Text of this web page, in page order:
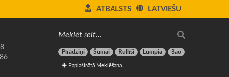
LATVIEŠU
ATBALSTS
Pīrādziņi Šumai Rullīši Lumpia Bao
Paplašinātā Meklēšana